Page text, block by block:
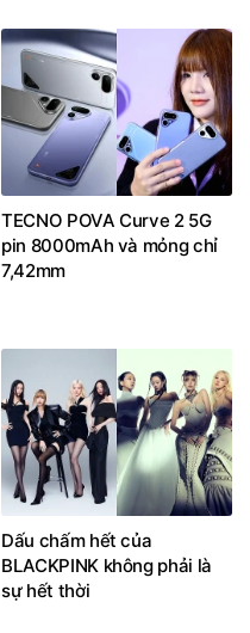
TECNO POVA Curve 2 5G
pin 8000mAh và mỏng chỉ
7,42mm
Dấu chấm hết của
BLACKPINK không phải là
sự hết thời